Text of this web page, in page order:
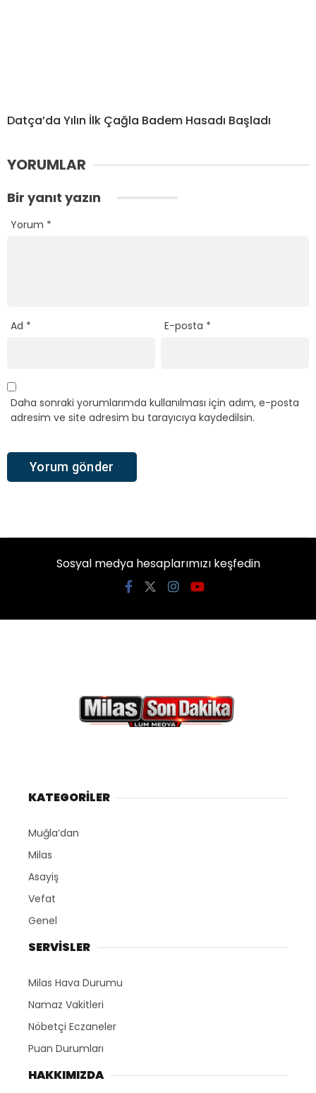
Datça’da Yılın İlk Çağla Badem Hasadı Başladı
YORUMLAR
Bir yanıt yazın
Yorum *
Ad * E-posta *
Daha sonraki yorumlarımda kullanılması için adım, e-posta
adresim ve site adresim bu tarayıcıya kaydedilsin.
Sosyal medya hesaplarımızı keşfedin
KATEGORİLER
Muğla’dan
Milas
Asayiş
Vefat
Genel
SERVİSLER
Milas Hava Durumu
Namaz Vakitleri
Nöbetçi Eczaneler
Puan Durumları
HAKKIMIZDA